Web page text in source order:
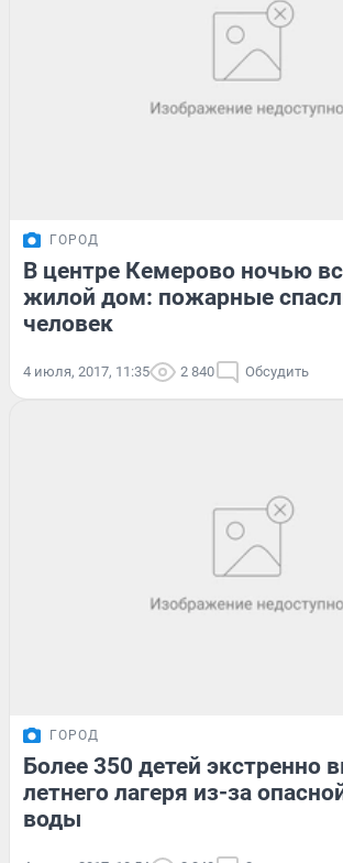
ГОРОД
В центре Кемерово ночью
жилой дом: пожарные
человек
4 июля, 2017, 11:35 2 840 Обсудить
ГОРОД
Более 350 детей экстренно
летнего лагеря из-за
воды